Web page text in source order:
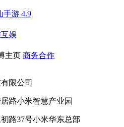
手游 4.9
娱
主页 商务合作
限公司
路小米智慧产业园
路37号小米华东总部